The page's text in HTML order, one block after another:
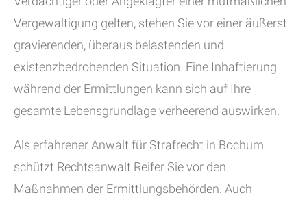
Vergewaltigung gelten, stehen Sie vor einer äußerst
gravierenden, überaus belastenden und
existenzbedrohenden Situation. Eine Inhaftierung
während der Ermittlungen kann sich auf Ihre
gesamte Lebensgrundlage verheerend auswirken.
Als erfahrener Anwalt für Strafrecht in Bochum
schützt Rechtsanwalt Reifer Sie vor den
Maßnahmen der Ermittlungsbehörden. Auch